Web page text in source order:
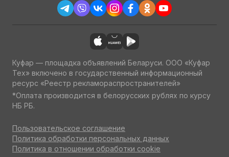
Куфар — площадка объявлений Беларуси. ООО «Куфар
Тех» включено в государственный информационный
ресурс «Реестр рекламораспространителей»
*Оплата производится в белорусских рублях по курсу
НБ РБ.
Пользовательское соглашение
Политика обработки персональных данных
Политика в отношении обработки cookie